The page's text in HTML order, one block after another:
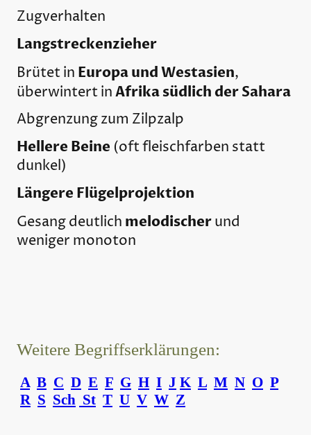
Zugverhalten
Langstreckenzieher
Brütet in Europa und Westasien,
überwintert inAfrika südlich der Sahara
Abgrenzung zum Zilpzalp
Hellere Beine (oft fleischfarben statt
dunkel)
Längere Flügelprojektion
Gesang deutlich melodischerund
weniger monoton
Weitere Begriffserklärungen:
A B C D E F G H I J K L M N O P
R S Sch St T U V W Z